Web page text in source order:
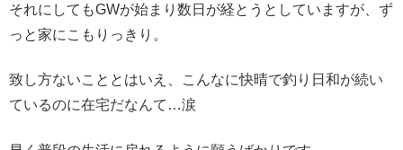
それにしてもGWが始まり数日が経とうとしていますが、ず
っと家にこもりっきり。
致し方ないこととはいえ、こんなに快晴で釣り日和が続い
ているのに在宅だなんて…涙